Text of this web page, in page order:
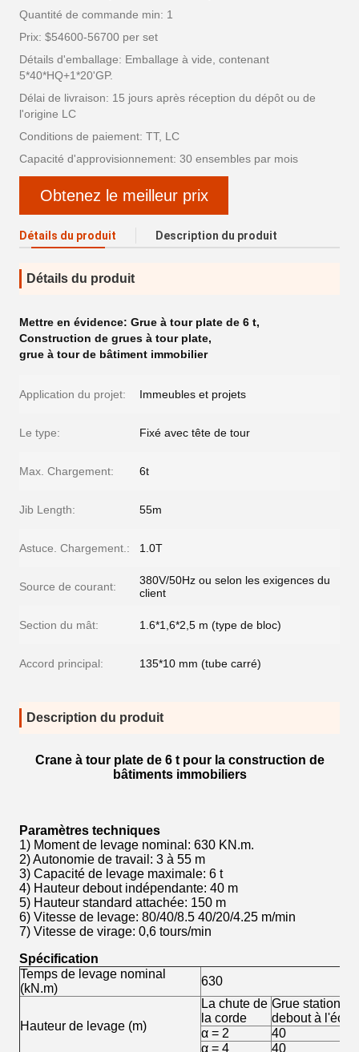
Quantité de commande min: 1
Prix: $54600-56700 per set
Détails d'emballage: Emballage à vide, contenant
5*40*HQ+1*20'GP.
Délai de livraison: 15 jours après réception du dépôt ou de
l'origine LC
Conditions de paiement: TT, LC
Capacité d'approvisionnement: 30 ensembles par mois
Obtenez le meilleur prix
Détails du produit Description du produit
Détails du produit
Mettre en évidence: Grue à tour plate de 6 t,
Construction de grues à tour plate,
grue à tour de bâtiment immobilier
Application du projet: Immeubles et projets
Le type: Fixé avec tête de tour
Max. Chargement: 6t
Jib Length: 55m
Astuce. Chargement.: 1.0T
Source de courant:
380V/50Hz ou selon les exigences du
client
Section du mât: 1.6*1,6*2,5 m (type de bloc)
Accord principal: 135*10 mm (tube carré)
Description du produit
Crane à tour plate de 6 t pour la construction de
bâtiments immobiliers
Paramètres techniques
1) Moment de levage nominal: 630 KN.m.
2) Autonomie de travail: 3 à 55 m
3) Capacité de levage maximale: 6 t
4) Hauteur debout indépendante: 40 m
5) Hauteur standard attachée: 150 m
6) Vitesse de levage: 80/40/8.5 40/20/4.25 m/min
7) Vitesse de virage: 0,6 tours/min
Spécification
Temps de levage nominal
(kN.m)
630
Hauteur de levage (m)
La chute de
la corde
Grue
debout à l'écart
α = 2
40
α = 4
40